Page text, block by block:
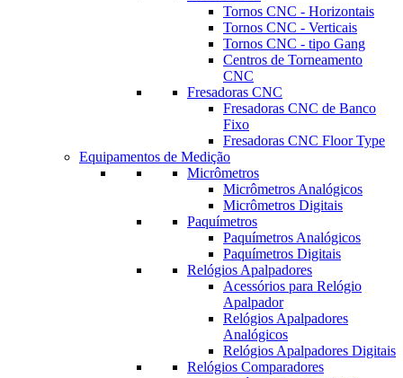
Tornos CNC - Horizontais
Tornos CNC - Verticais
Tornos CNC - tipo Gang
Centros de Torneamento
CNC
Fresadoras CNC
Fresadoras CNC de Banco
Fixo
Fresadoras CNC Floor Type
Equipamentos de Medição
Micrômetros
Micrômetros Analógicos
Micrômetros Digitais
Paquímetros
Paquímetros Analógicos
Paquímetros Digitais
Relógios Apalpadores
Acessórios para Relógio
Apalpador
Relógios Apalpadores
Analógicos
Relógios Apalpadores Digitais
Relógios Comparadores